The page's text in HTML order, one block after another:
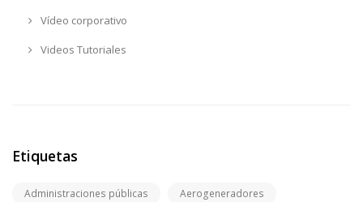
Vídeo corporativo
Videos Tutoriales
Etiquetas
Administraciones públicas Aerogeneradores